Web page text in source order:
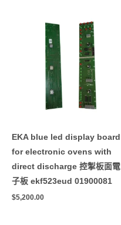
EKA blue led display board
for electronic ovens with
direct discharge 控掣板面電
子板 ekf523eud 01900081
$5,200.00